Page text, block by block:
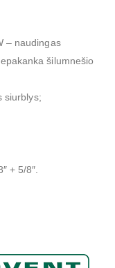
– naudingas
šilumnešio
siurblys;
+ 5/8″.